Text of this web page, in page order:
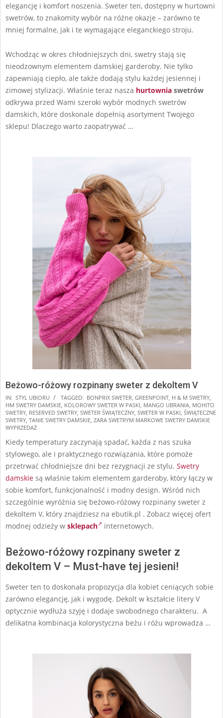
elegancję i komfort noszenia. Sweter ten, dostępny w hurtowni
swetrów, to znakomity wybór na różne okazje – zarówno te
mniej formalne, jak i te wymagające eleganckiego stroju.
Wchodząc w okres chłodniejszych dni, swetry stają się
nieodzownym elementem damskiej garderoby. Nie tylko
zapewniają ciepło, ale także dodają stylu każdej jesiennej i
zimowej stylizacji. Właśnie teraz nasza hurtownia swetrów
odkrywa przed Wami szeroki wybór modnych swetrów
damskich, które doskonale dopełnią asortyment Twojego
sklepu! Dlaczego warto zaopatrywać …
Beżowo-różowy rozpinany sweter z dekoltem V
2025-
11-
06
IN: STYL UBIORU TAGGED: BONPRIX SWETER GREENPOINT H & M SWETRY
HM SWETRY DAMSKIE KOLOROWY SWETER W PASKI MANGO UBRANIA MOHITO
SWETRY RESERVED SWETRY SWETER ŚWIĄTECZNY SWETER W PASKI ŚWIĄTECZNE
SWETRY TANIE SWETRY DAMSKIE ZARA SWETRYM MARKOWE SWETRY DAMSKIE
WYPRZEDAŻ
Kiedy temperatury zaczynają spadać, każda z nas szuka
stylowego, ale i praktycznego rozwiązania, które pomoże
przetrwać chłodniejsze dni bez rezygnacji ze stylu. Swetry
damskie są właśnie takim elementem garderoby, który łączy w
sobie komfort, funkcjonalność i modny design. Wśród nich
szczególnie wyróżnia się beżowo-różowy rozpinany sweter z
dekoltem V, który znajdziesz na ebutik.pl . Zobacz więcej ofert
modnej odzieży w sklepach internetowych.
Beżowo-różowy rozpinany sweter z
dekoltem V – Must-have tej jesieni!
Sweter ten to doskonała propozycja dla kobiet ceniących sobie
zarówno elegancję, jak i wygodę. Dekolt w kształcie litery V
optycznie wydłuża szyję i dodaje swobodnego charakteru. A
delikatna kombinacja kolorystyczna beżu i różu wprowadza …